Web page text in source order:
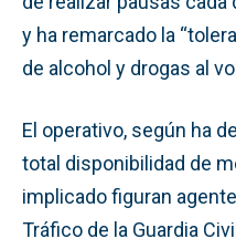
y ha remarcado la
de alcohol y drogas al
El operativo, según ha
total disponibilidad de
implicado figuran
Tráfico de la Guardia